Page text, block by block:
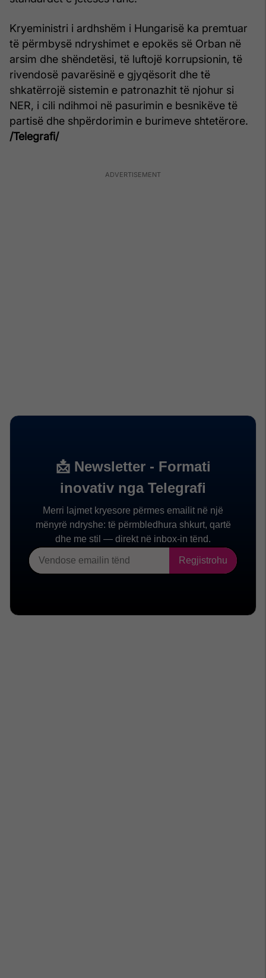
Kryeministri i ardhshëm i Hungarisë ka premtuar
të përmbysë ndryshimet e epokës së Orban në
arsim dhe shëndetësi, të luftojë korrupsionin, të
rivendosë pavarësinë e gjyqësorit dhe të
shkatërrojë sistemin e patronazhit të njohur si
NER, i cili ndihmoi në pasurimin e besnikëve të
partisë dhe shpërdorimin e burimeve shtetërore.
/Telegrafi/